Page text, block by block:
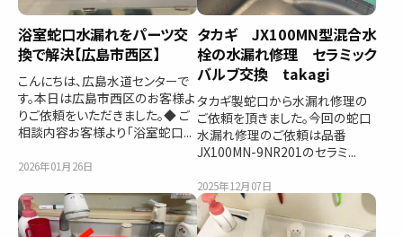
浴室蛇口水漏れをパーツ交
換で解決【広島市西区】
こんにちは、広島水道センターで
す。本日は広島市西区のお客様よ
りご依頼をいただきました。◆ ご
相談内容お客様より「浴室蛇口...
2026年01月26日
タカギ JX100MN型混合水
栓の水漏れ修理 セラミック
バルブ交換 takagi
タカギ製蛇口から水漏れ修理の
ご依頼を頂きました。今回の蛇口
水漏れ修理のご依頼は品番
JX100MN-9NR201のセラミ...
2025年12月07日